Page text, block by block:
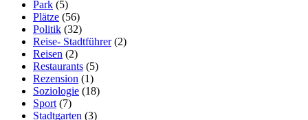
Park (5)
Plätze (56)
Politik (32)
Reise- Stadtführer(2)
Reisen (2)
Restaurants (5)
Rezension (1)
Soziologie (18)
Sport (7)
Stadtgarten (3)